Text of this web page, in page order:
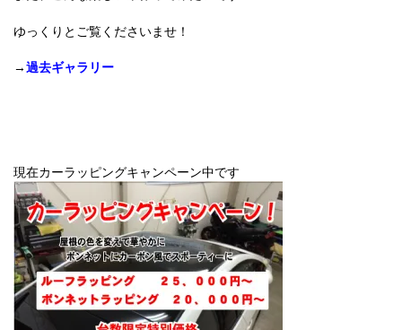
ゆっくりとご覧くださいませ！
→過去ギャラリー
現在カーラッピングキャンペーン中です